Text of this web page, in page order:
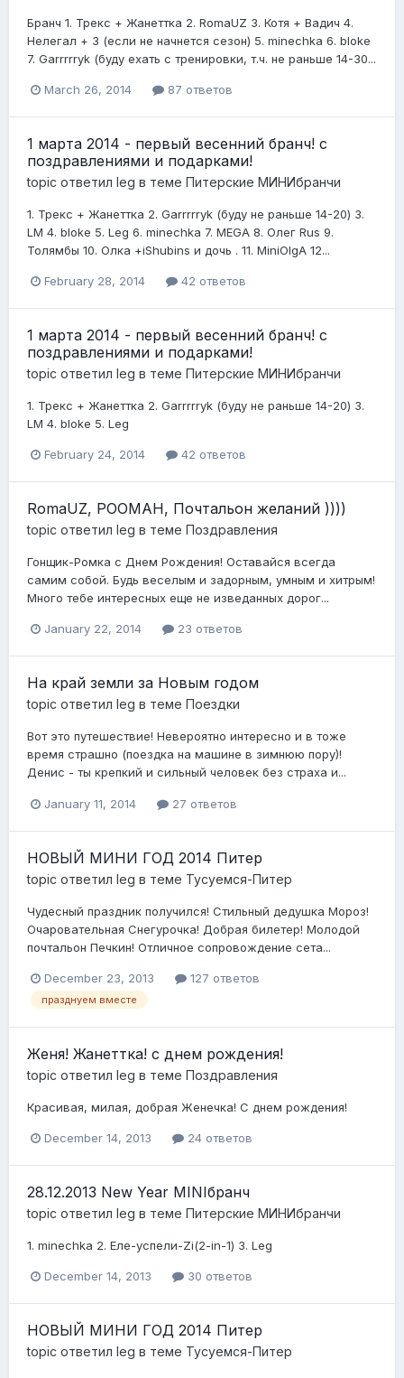
Бранч 1. Трекс + Жанеттка 2. RomaUZ 3. Котя + Вадич 4.
Нелегал + 3 (если не начнется сезон) 5. minechka 6. bloke
7. Garrrrryk (буду ехать с тренировки, т.ч. не раньше 14-30...
March 26, 2014 87 ответов
1 марта 2014 - первый весенний бранч! с
поздравлениями и подарками!
topic ответил leg в теме Питерские МИНИбранчи
1. Трекс + Жанеттка 2. Garrrrryk (буду не раньше 14-20) 3.
LM 4. bloke 5. Leg 6. minechka 7. MEGA 8. Олег Rus 9.
Толямбы 10. Олка +iShubins и дочь . 11. MiniOlgA 12...
February 28, 2014 42 ответов
1 марта 2014 - первый весенний бранч! с
поздравлениями и подарками!
topic ответил leg в теме Питерские МИНИбранчи
1. Трекс + Жанеттка 2. Garrrrryk (буду не раньше 14-20) 3.
LM 4. bloke 5. Leg
February 24, 2014 42 ответов
RomaUZ, РООМАН, Почтальон желаний ))))
topic ответил leg в теме Поздравления
Гонщик-Ромка с Днем Рождения! Оставайся всегда
самим собой. Будь веселым и задорным, умным и хитрым!
Много тебе интересных еще не изведанных дорог...
January 22, 2014 23 ответов
На край земли за Новым годом
topic ответил leg в теме Поездки
Вот это путешествие! Невероятно интересно и в тоже
время страшно (поездка на машине в зимнюю пору)!
Денис - ты крепкий и сильный человек без страха и...
January 11, 2014 27 ответов
НОВЫЙ МИНИ ГОД 2014 Питер
topic ответил leg в теме Тусуемся-Питер
Чудесный праздник получился! Стильный дедушка Мороз!
Очаровательная Снегурочка! Добрая билетер! Молодой
почтальон Печкин! Отличное сопровождение сета...
December 23, 2013 127 ответов
празднуем вместе
Женя! Жанеттка! с днем рождения!
topic ответил leg в теме Поздравления
Красивая, милая, добрая Женечка! С днем рождения!
December 14, 2013 24 ответов
28.12.2013 New Year MINIбранч
topic ответил leg в теме Питерские МИНИбранчи
1. minechka 2. Еле-успели-Zi(2-in-1) 3. Leg
December 14, 2013 30 ответов
НОВЫЙ МИНИ ГОД 2014 Питер
topic ответил leg в теме Тусуемся-Питер